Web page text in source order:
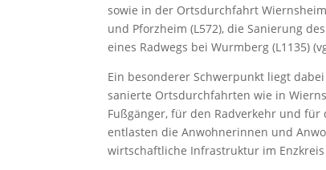
sowie in der Ortsdurchfahrt
und Pforzheim (L572), die Sanierung
eines Radwegs bei Wurmberg (L1135)
Ein besonderer Schwerpunkt liegt
sanierte Ortsdurchfahrten wie in
Fußgänger, für den Radverkehr und
entlasten die Anwohnerinnen und
wirtschaftliche Infrastruktur im